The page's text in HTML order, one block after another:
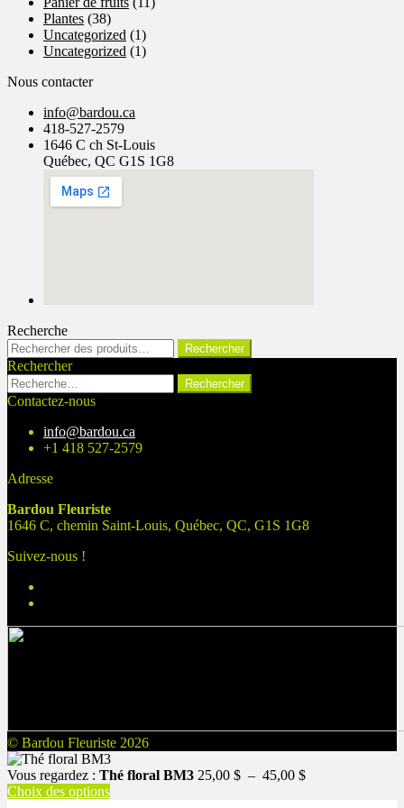
Plantes (38)
Uncategorized (1)
Uncategorized (1)
Nous contacter
info@bardou.ca
418-527-2579
1646 C ch St-Louis
Québec, QC G1S 1G8
Recherche
Rechercher :
Rechercher
Rechercher
Rechercher :
Contactez-nous
info@bardou.ca
+1 418 527-2579
Adresse
Bardou Fleuriste
1646 C, chemin Saint-Louis, Québec, QC, G1S 1G8
Suivez-nous !
© Bardou Fleuriste 2026
Vous regardez : Thé floral BM3 25,00 $ – 45,00 $Plage
Choix des options